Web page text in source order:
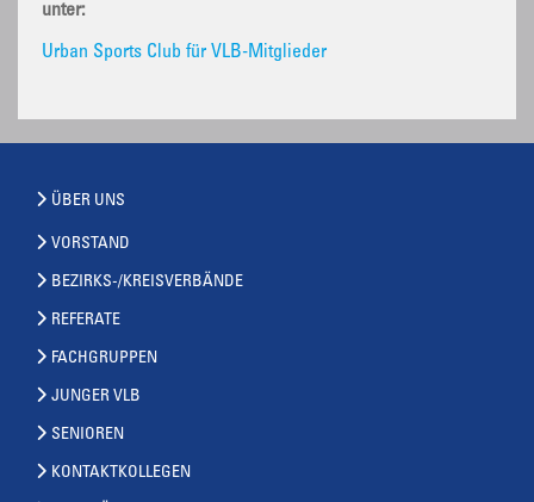
unter:
Urban Sports Club für VLB-Mitglieder
ÜBER UNS
VORSTAND
BEZIRKS-/KREISVERBÄNDE
REFERATE
FACHGRUPPEN
JUNGER VLB
SENIOREN
KONTAKTKOLLEGEN